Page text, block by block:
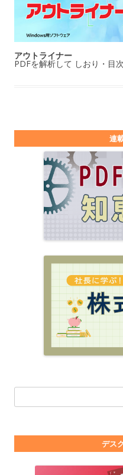
アウトライナー
PDFを解析して しおり・目
連
デス